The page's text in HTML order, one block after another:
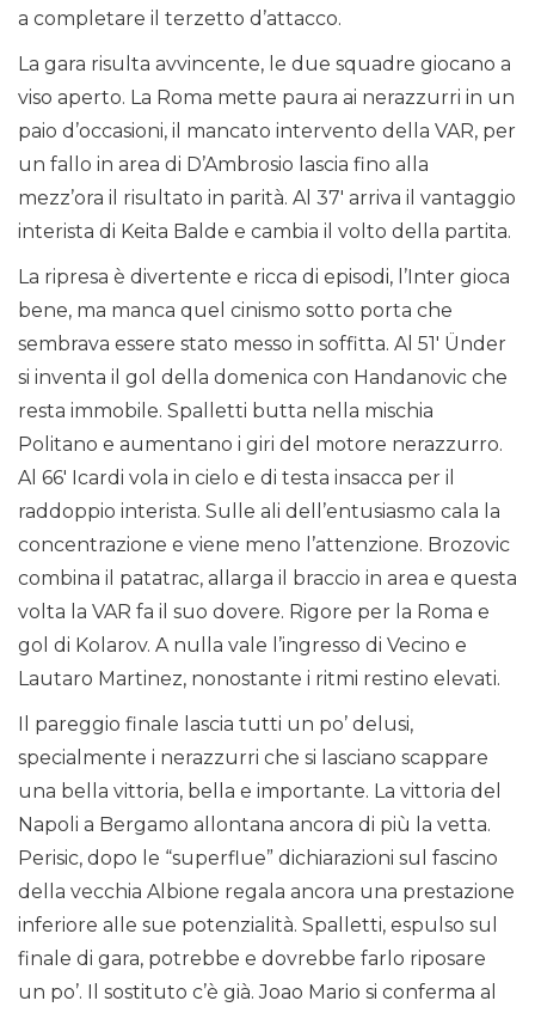
a completare il terzetto d’attacco.
La gara risulta avvincente, le due squadre giocano a
viso aperto. La Roma mette paura ai nerazzurri in un
paio d’occasioni, il mancato intervento della VAR, per
un fallo in area di D’Ambrosio lascia fino alla
mezz’ora il risultato in parità. Al 37′ arriva il vantaggio
interista di Keita Balde e cambia il volto della partita.
La ripresa è divertente e ricca di episodi, l’Inter gioca
bene, ma manca quel cinismo sotto porta che
sembrava essere stato messo in soffitta. Al 51′ Ünder
si inventa il gol della domenica con Handanovic che
resta immobile. Spalletti butta nella mischia
Politano e aumentano i giri del motore nerazzurro.
Al 66′ Icardi vola in cielo e di testa insacca per il
raddoppio interista. Sulle ali dell’entusiasmo cala la
concentrazione e viene meno l’attenzione. Brozovic
combina il patatrac, allarga il braccio in area e questa
volta la VAR fa il suo dovere. Rigore per la Roma e
gol di Kolarov. A nulla vale l’ingresso di Vecino e
Lautaro Martinez, nonostante i ritmi restino elevati.
Il pareggio finale lascia tutti un po’ delusi,
specialmente i nerazzurri che si lasciano scappare
una bella vittoria, bella e importante. La vittoria del
Napoli a Bergamo allontana ancora di più la vetta.
Perisic, dopo le “superflue” dichiarazioni sul fascino
della vecchia Albione regala ancora una prestazione
inferiore alle sue potenzialità. Spalletti, espulso sul
finale di gara, potrebbe e dovrebbe farlo riposare
un po’. Il sostituto c’è già. Joao Mario si conferma al